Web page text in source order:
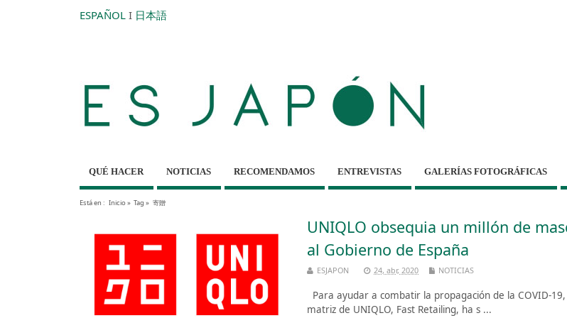
ESPAÑOL I 日本語
QUÉ HACER NOTICIAS RECOMENDAMOS ENTREVISTAS GALERÍAS FOTOGRÁFICAS
Está en : Inicio» Tag » 寄贈
UNIQLO obsequia un millón de
al Gobierno de España
ESJAPON 24, abr, 2020 NOTICIAS
Para ayudar a combatir la propagación de la COVID-
matriz de UNIQLO, Fast Retailing, ha s ...